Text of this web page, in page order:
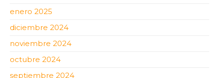
enero 2025
diciembre 2024
noviembre 2024
octubre 2024
septiembre 2024